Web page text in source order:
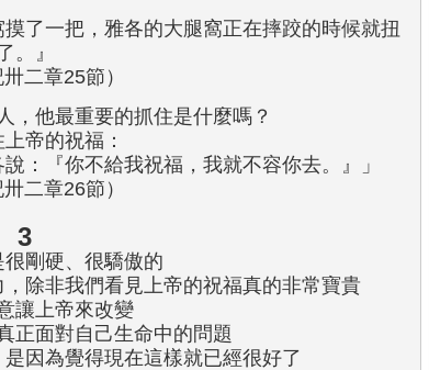
了一把，雅各的大腿窩正在摔跤的時候就扭
。』
卅二章25節）
，他最重要的抓住是什麼嗎？
帝的祝福：
：『你不給我祝福，我就不容你去。』」
卅二章26節）
3
很剛硬、很驕傲的
除非我們看見上帝的祝福真的非常寶貴
讓上帝來改變
正面對自己生命中的問題
因為覺得現在這樣就已經很好了